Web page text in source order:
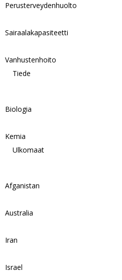
Perusterveydenhuolto
Sairaalakapasiteetti
Vanhustenhoito
Tiede
Biologia
Kemia
Ulkomaat
Afganistan
Australia
Iran
Israel